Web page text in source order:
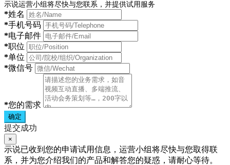
示说运营小组将尽快与您联系，并提供试用服务
*姓名
*手机号码
*电子邮件
*职位
*单位
*微信号
*您的需求
确定
提交成功
×
示说已收到您的申请试用信息，运营小组将尽快与您取得联
系，并为您介绍我们的产品和解答您的疑惑，请耐心等待。